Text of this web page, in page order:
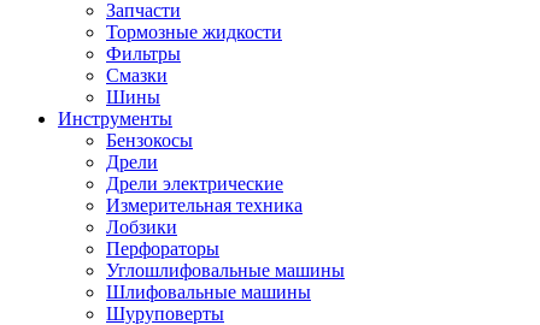
Запчасти
Тормозные жидкости
Фильтры
Смазки
Шины
Инструменты
Бензокосы
Дрели
Дрели электрические
Измерительная техника
Лобзики
Перфораторы
Углошлифовальные машины
Шлифовальные машины
Шуруповерты